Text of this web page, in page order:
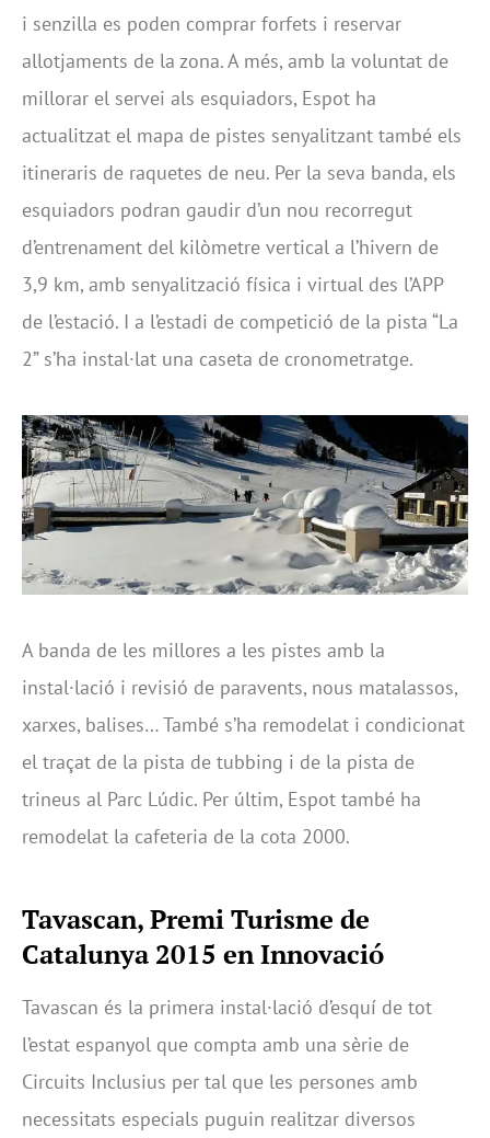
i senzilla es poden comprar forfets i reservar
allotjaments de la zona. A més, amb la voluntat de
millorar el servei als esquiadors, Espot ha
actualitzat el mapa de pistes senyalitzant també els
itineraris de raquetes de neu. Per la seva banda, els
esquiadors podran gaudir d’un nou recorregut
d’entrenament del kilòmetre vertical a l’hivern de
3,9 km, amb senyalització física i virtual des l’APP
de l’estació. I a l’estadi de competició de la pista “La
2” s’ha instal·lat una caseta de cronometratge.
A banda de les millores a les pistes amb la
instal·lació i revisió de paravents, nous matalassos,
xarxes, balises… També s’ha remodelat i condicionat
el traçat de la pista de tubbing i de la pista de
trineus al Parc Lúdic. Per últim, Espot també ha
remodelat la cafeteria de la cota 2000.
Tavascan, Premi Turisme de
Catalunya 2015 en Innovació
Tavascan és la primera instal·lació d’esquí de tot
l’estat espanyol que compta amb una sèrie de
Circuits Inclusius per tal que les persones amb
necessitats especials puguin realitzar diversos